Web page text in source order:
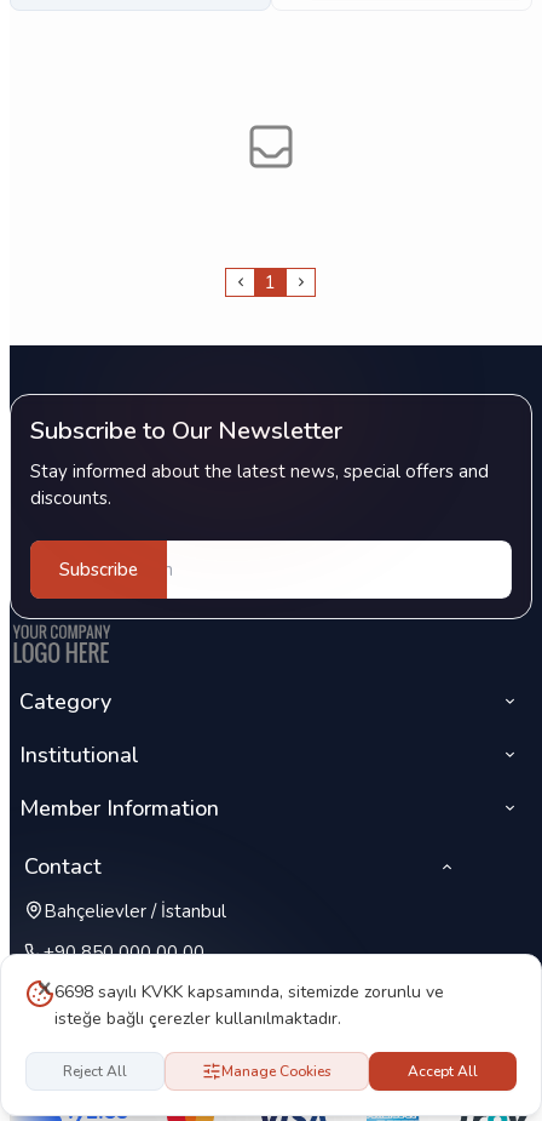
6698 sayılı KVKK kapsamında, sitemizde zorunlu ve
isteğe bağlı çerezler kullanılmaktadır.
Reject All Manage Cookies Accept All
1
Subscribe to Our Newsletter
Stay informed about the latest news, special offers and
discounts.
Subscribe
Category
Institutional
Member Information
Contact
Bahçelievler / İstanbul
+90 850 000 00 00